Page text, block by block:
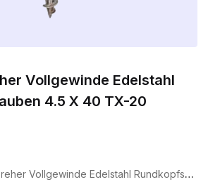
Vollgewinde Edelstahl
4.5 X 40 TX-20
Edelstahl Rundkopfschrauben 4.5 X 40 TX-20 200Stk.